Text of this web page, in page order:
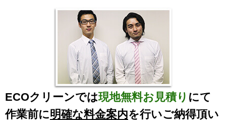
ECOクリーンでは現地無料お見積り にて
作業前に明確な料金案内を行いご納得頂い